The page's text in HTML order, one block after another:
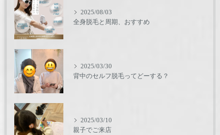
2025/08/03
全身脱毛と周期、おすすめ
2025/03/30
背中のセルフ脱毛ってどーする？
2025/03/10
親子でご来店